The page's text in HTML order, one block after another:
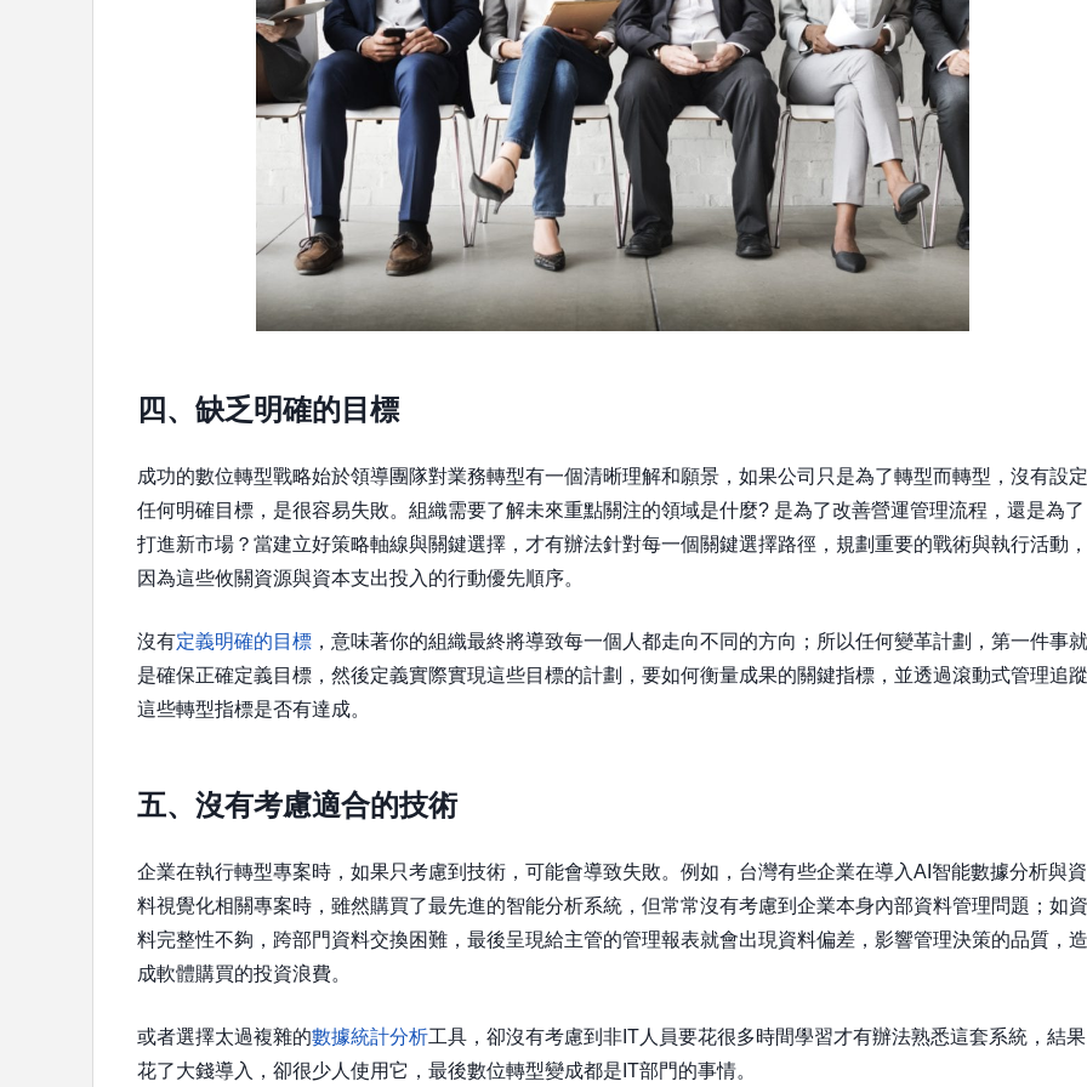
四、缺乏明確的目標
成功的數位轉型戰略始於領導團隊對業務轉型有一個清晰理解和願景，如果公司只是為了轉型而轉型，沒有設定
任何明確目標，是很容易失敗。組織需要了解未來重點關注的領域是什麼? 是為了改善營運管理流程，還是為了
打進新市場？當建立好策略軸線與關鍵選擇，才有辦法針對每一個關鍵選擇路徑，規劃重要的戰術與執行活動，
因為這些攸關資源與資本支出投入的行動優先順序。
沒有定義明確的目標 ，意味著你的組織最終將導致每一個人都走向不同的方向；所以任何變革計劃，第一件事就
是確保正確定義目標，然後定義實際實現這些目標的計劃，要如何衡量成果的關鍵指標，並透過滾動式管理追蹤
這些轉型指標是否有達成。
五、沒有考慮適合的技術
企業在執行轉型專案時，如果只考慮到技術，可能會導致失敗。例如，台灣有些企業在導入AI智能數據分析與資
料視覺化相關專案時，雖然購買了最先進的智能分析系統，但常常沒有考慮到企業本身內部資料管理問題；如資
料完整性不夠，跨部門資料交換困難，最後呈現給主管的管理報表就會出現資料偏差，影響管理決策的品質，造
成軟體購買的投資浪費。
或者選擇太過複雜的數據統計分析工具，卻沒有考慮到非IT人員要花很多時間學習才有辦法熟悉這套系統，結果
花了大錢導入，卻很少人使用它，最後數位轉型變成都是IT部門的事情。